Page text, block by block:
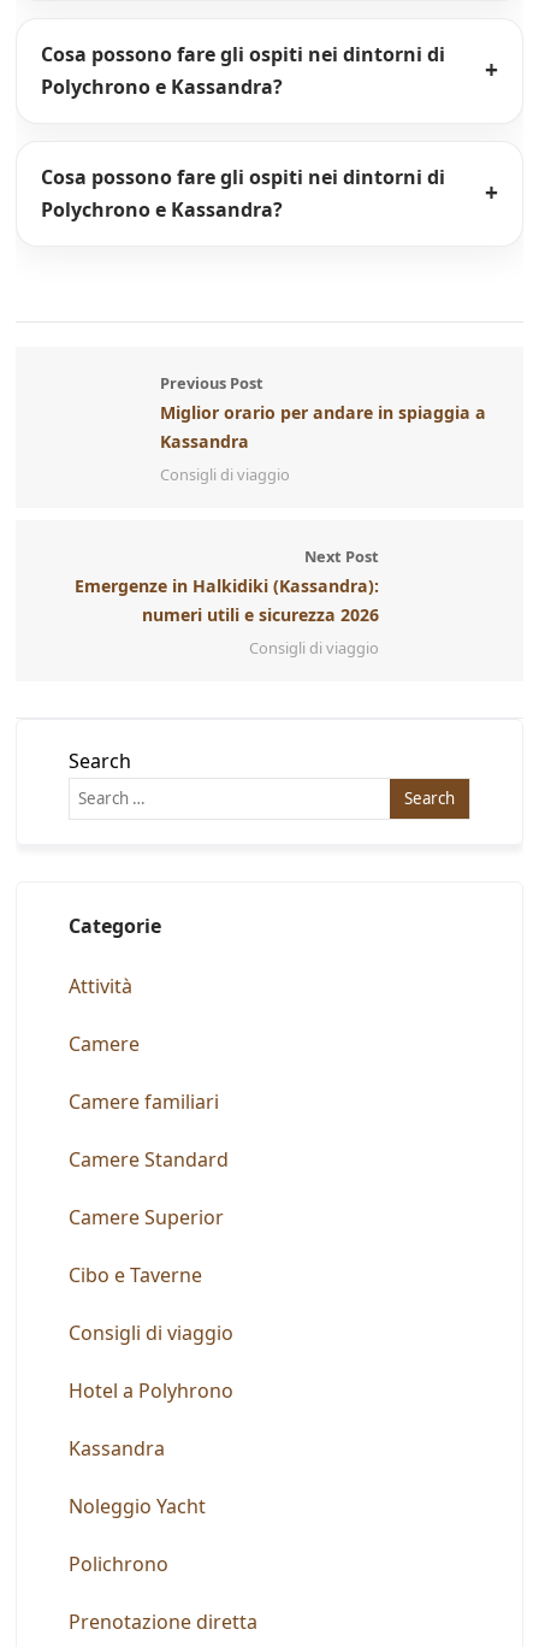
Cosa possono fare gli ospiti nei dintorni di
Polychrono e Kassandra?
Cosa possono fare gli ospiti nei dintorni di
Polychrono e Kassandra?
Previous Post
Miglior orario per andare in spiaggia a
Kassandra
Consigli di viaggio
Next Post
Emergenze in Halkidiki (Kassandra):
numeri utili e sicurezza 2026
Consigli di viaggio
Search
Categorie
Attività
Camere
Camere familiari
Camere Standard
Camere Superior
Cibo e Taverne
Consigli di viaggio
Hotel a Polyhrono
Kassandra
Noleggio Yacht
Polichrono
Prenotazione diretta